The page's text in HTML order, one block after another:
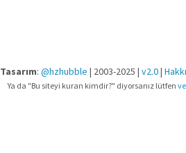
Tasarım: @hzhubble | 2003-2025 | v2.0|
Ya da "Bu siteyi kuran kimdir?" diyorsanız lütfen